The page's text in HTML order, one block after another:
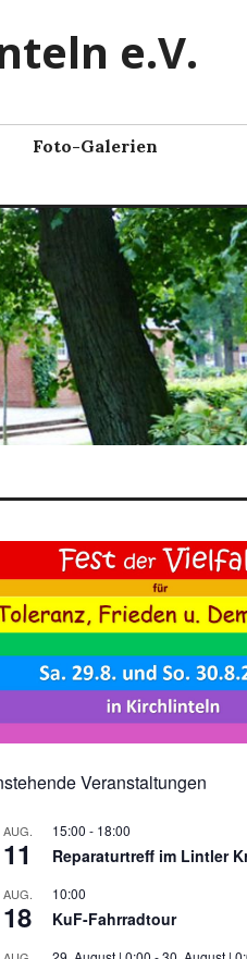
e.V.
Foto-Galerien
Veranstaltungen
AUG.
11
15:00 - 18:00
Reparaturtreff im Lintler
AUG.
18
10:00
KuF-Fahrradtour